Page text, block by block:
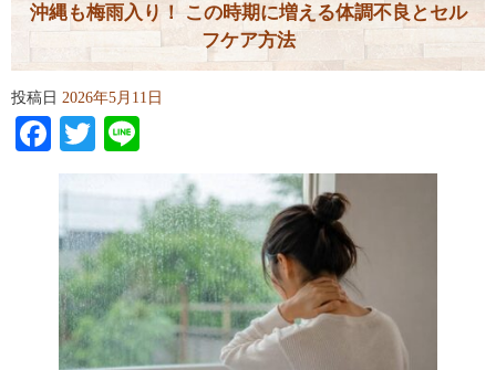
沖縄も梅雨入り！ この時期に増える体調不良とセル
フケア方法
投稿日 2026年5月11日
Facebook
Twitter